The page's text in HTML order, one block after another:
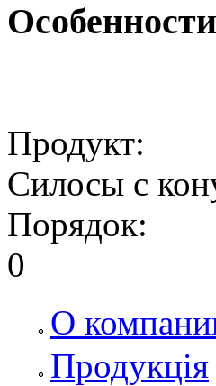
Особенности
Продукт:
Силосы с
Порядок:
0
О
Продукція